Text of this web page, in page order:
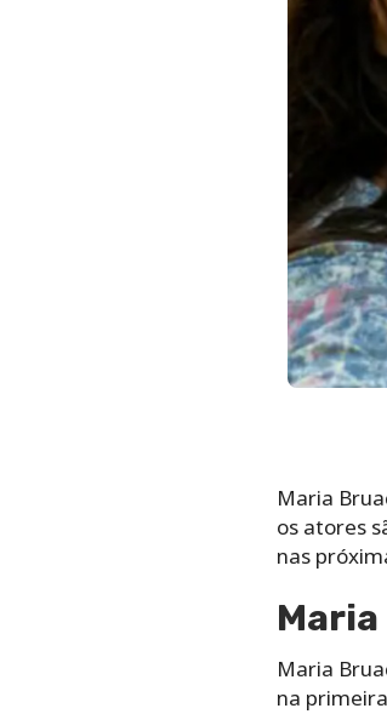
Maria
os atores
nas
Maria
na